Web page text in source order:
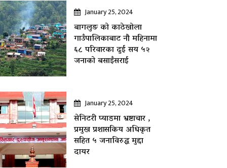
January 25, 2024
बागलुङ काे काठेखोला
गाउँपालिकाबाट नौ महिनामा
६८ परिवारका दुई सय ५२
जनाकाे बसाइँसराई
January 25, 2024
सेनिटरी प्याडमा भ्रष्टाचार ,
प्रमुख प्रशासकिय अधिकृत
सहित ५ जनाविरुद्ध मुद्दा
दायर